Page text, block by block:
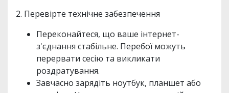
2. Перевірте технічне забезпечення
Переконайтеся, що ваше інтернет-
з'єднання стабільне. Перебої можуть
перервати сесію та викликати
роздратування.
Завчасно зарядіть ноутбук, планшет або